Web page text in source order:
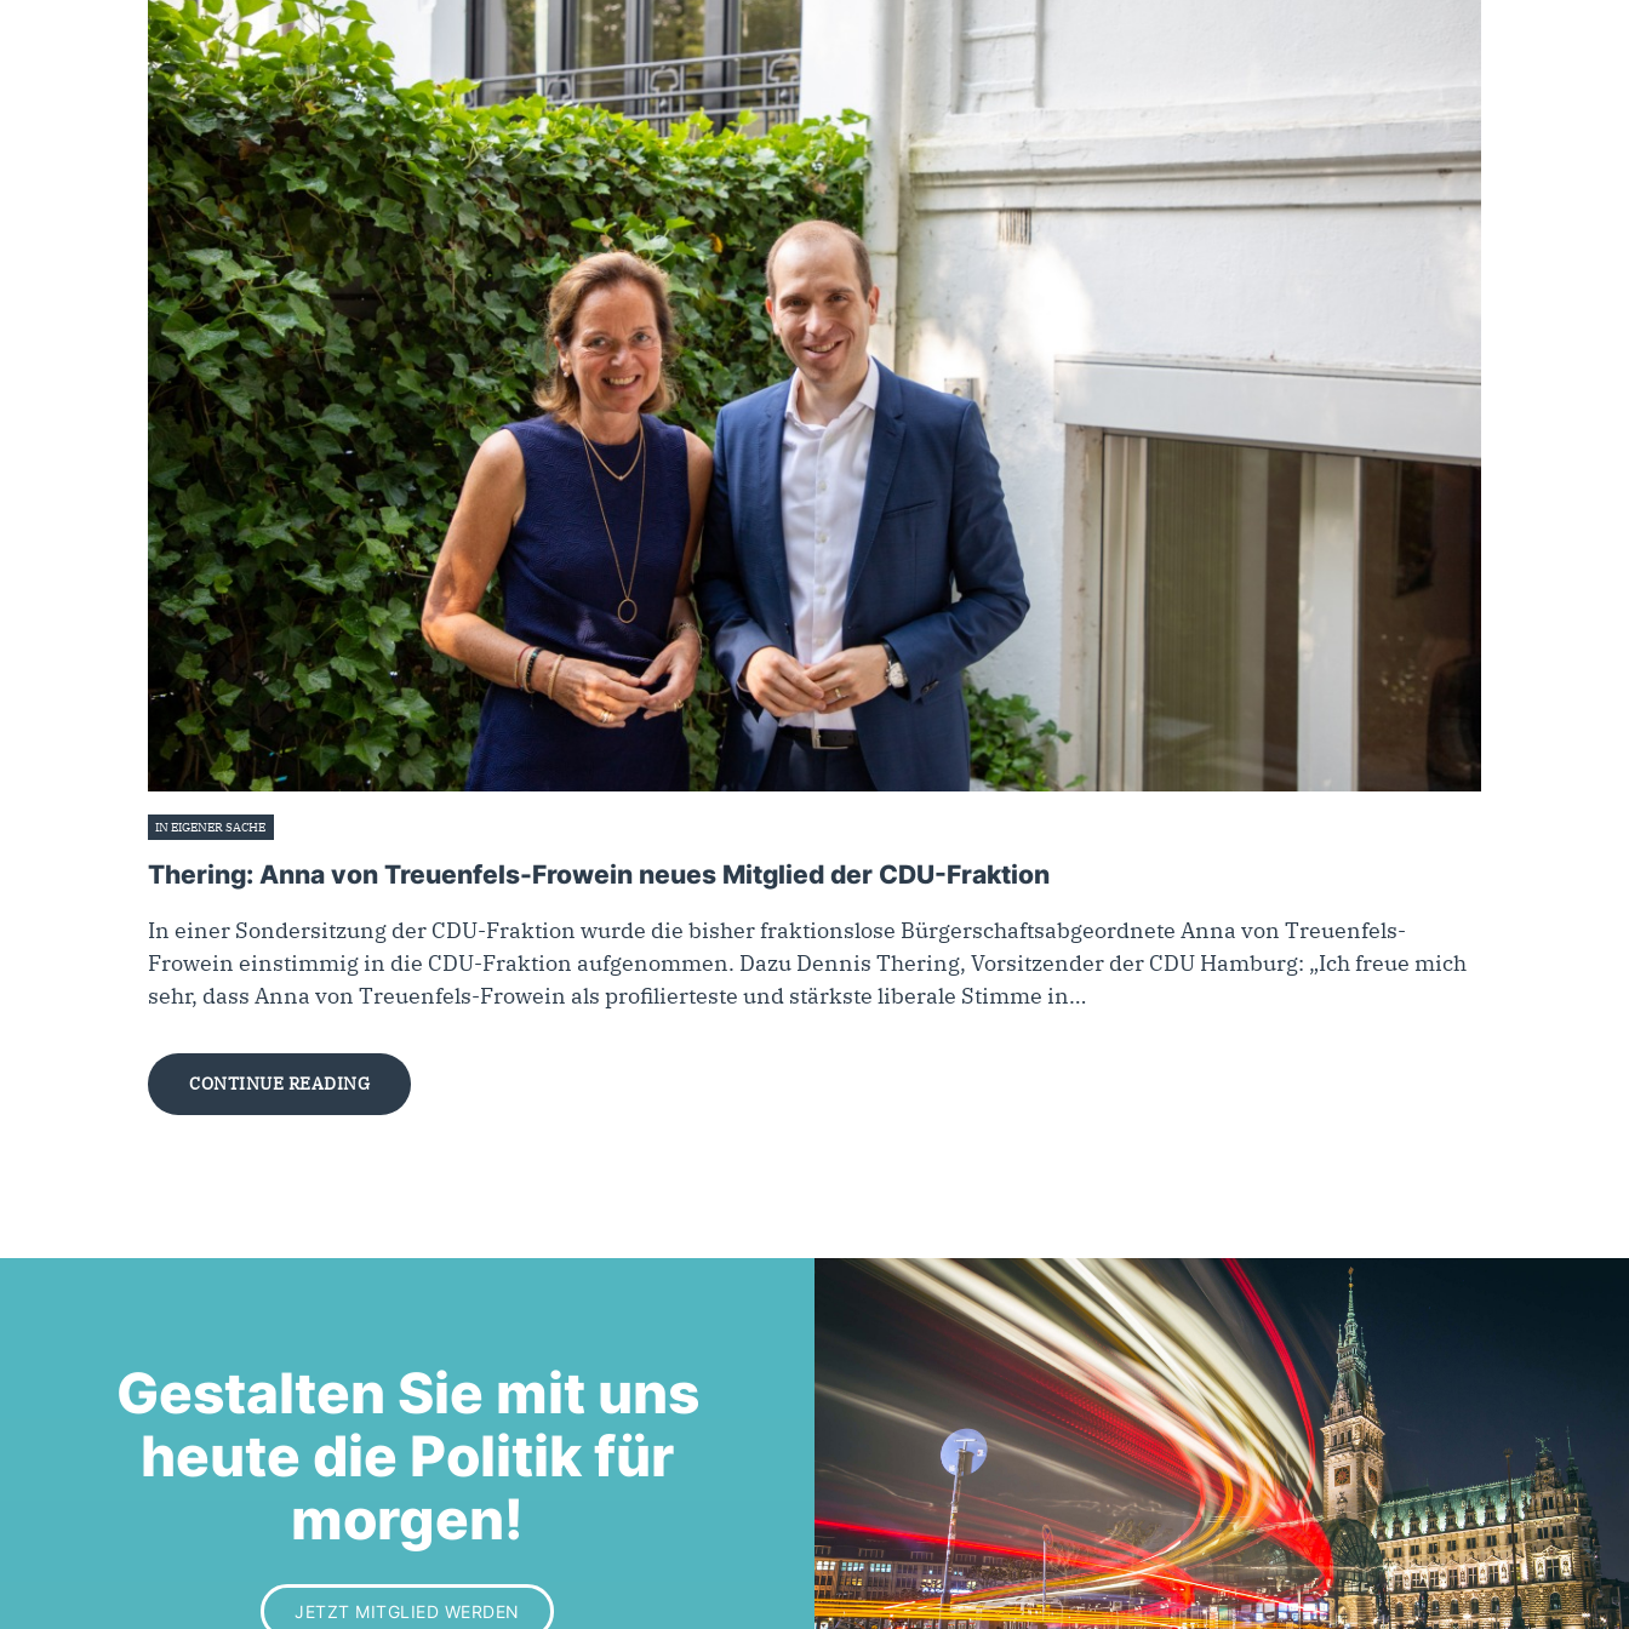
IN EIGENER SACHE
Thering: Anna von Treuenfels-Frowein neues Mitglied der CDU-Fraktion
In einer Sondersitzung der CDU-Fraktion wurde die bisher fraktionslose Bürgerschaftsabgeordnete Anna von Treuenfels-
Frowein einstimmig in die CDU-Fraktion aufgenommen. Dazu Dennis Thering, Vorsitzender der CDU Hamburg: „Ich freue mich
sehr, dass Anna von Treuenfels-Frowein als profilierteste und stärkste liberale Stimme in…
CONTINUE READING
Gestalten Sie mit uns
heute die Politik für
morgen!
JETZT MITGLIED WERDEN